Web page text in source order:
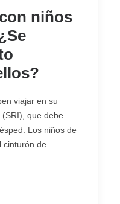
niños
viajar en su
que debe
Los niños de
cinturón de